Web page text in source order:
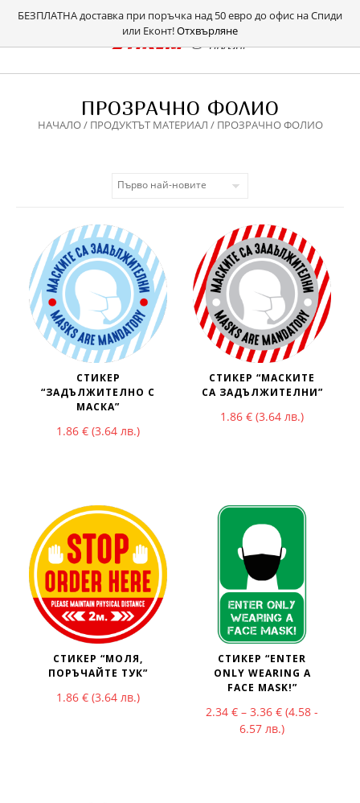
БЕЗПЛАТНА доставка при поръчка над 50 евро до офис на Спиди
или Еконт!Отхвърляне
ПРОЗРАЧНО ФОЛИО
НАЧАЛО/ ПРОДУКТЪТ МАТЕРИАЛ / ПРОЗРАЧНО ФОЛИО
СТИКЕР
“ЗАДЪЛЖИТЕЛНО С
МАСКА”
1.86 € (3.64 лв.)
СТИКЕР “МАСКИТЕ
СА ЗАДЪЛЖИТЕЛНИ”
1.86 € (3.64 лв.)
СТИКЕР “МОЛЯ,
ПОРЪЧАЙТЕ ТУК”
1.86 € (3.64 лв.)
СТИКЕР “ENTER
ONLY WEARING A
FACE MASK!”
2.34 € – 3.36 €Price range:
(4.58 -
6.57 лв.)